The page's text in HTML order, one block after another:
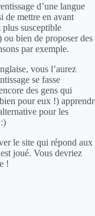
d’une langue
de mettre en avant
susceptible
ou bien de proposer des
par exemple.
vous l’aurez
se fasse
des gens qui
pour eux !)
pour les
le site qui répond aux
joué. Vous devriez
!